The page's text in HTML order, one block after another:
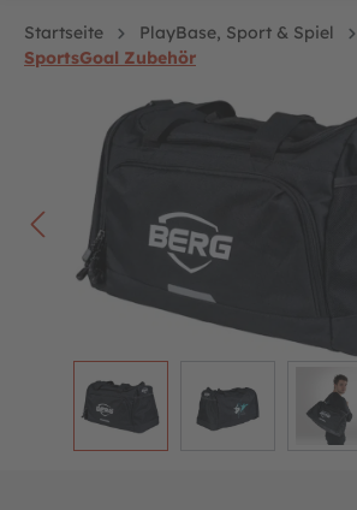
Startseite
PlayBase, Sport & Spiel
SportsGoal Zubehör
Bildergalerie überspringen